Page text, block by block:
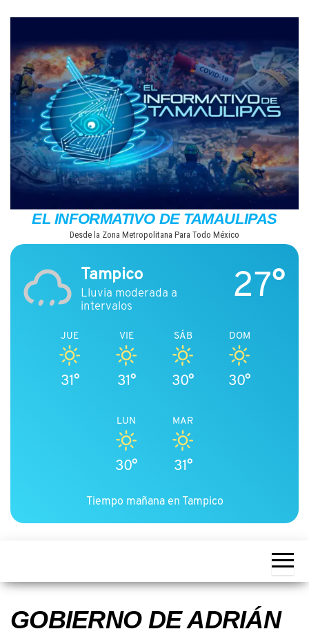
contenido
EL INFORMATIVO DE TAMAULIPAS
Desde la Zona Metropolitana Para Todo México
Tampico
Lluvia moderada a
intervalos
27°
JUE
31°
VIE
31°
SÁB
30°
DOM
30°
LUN
30°
MAR
31°
Tiempo mañana en Tampico
GOBIERNO DE ADRIÁN